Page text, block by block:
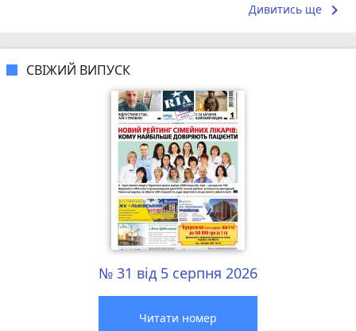
Дивитись ще keyboard_arrow_right
СВІЖИЙ ВИПУСК
№ 31 від 5 серпня 2026
Читати номер